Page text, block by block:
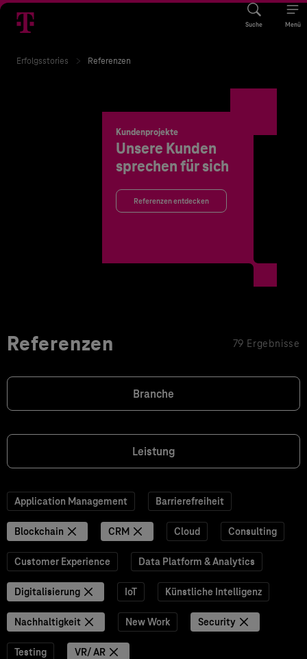
Suche Menü
Erfolgsstories Referenzen
Kundenprojekte
Unsere Kunden
sprechen für sich
Referenzen entdecken
Referenzen 79 Ergebnisse
Branche
Leistung
Application Management Barrierefreiheit
Blockchain CRM Cloud Consulting
Customer Experience Data Platform & Analytics
Digitalisierung IoT Künstliche Intelligenz
Nachhaltigkeit New Work Security
Testing VR/ AR